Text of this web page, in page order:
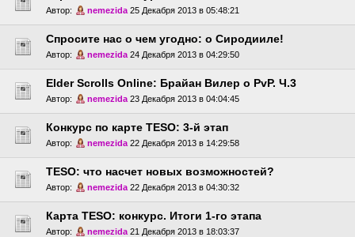
Автор: nemezida 25 Декабря 2013 в 05:48:21
Спросите нас о чем угодно: о Сиродииле!
Автор: nemezida 24 Декабря 2013 в 04:29:50
Elder Scrolls Online: Брайан Вилер о PvP. Ч.3
Автор: nemezida 23 Декабря 2013 в 04:04:45
Конкурс по карте TESO: 3-й этап
Автор: nemezida 22 Декабря 2013 в 14:29:58
TESO: что насчет новых возможностей?
Автор: nemezida 22 Декабря 2013 в 04:30:32
Карта TESO: конкурс. Итоги 1-го этапа
Автор: nemezida 21 Декабря 2013 в 18:03:37